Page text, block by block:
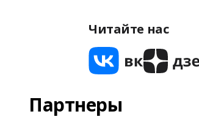
Читайте нас
Партнеры